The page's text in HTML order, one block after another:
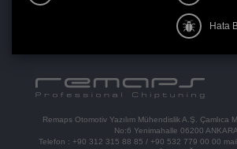
Hata
Remaps Otomotiv Yazılım Mühendislik A.Ş. Çamlıca
No:6 Yenimahalle 06200 ANKARA
Telefon : +90 312 315 88 85 / +90 532 779 00 00